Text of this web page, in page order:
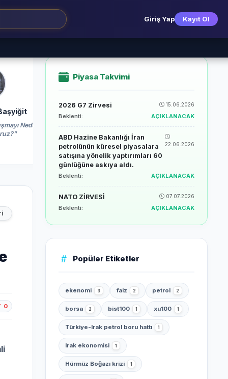
Giriş Yap Kayıt Ol
Neden
Dezenflasyon Süreci ve Piyasalar
İçin Ne Anlama Geliyor?"
0
Piyasa Takvimi
2026 G7 Zirvesi 15.06.2026
Beklenti: AÇIKLANACAK
ABD Hazine Bakanlığı İran
petrolünün küresel piyasalara
satışına yönelik yaptırımları 60
günlüğüne askıya aldı.
22.06.2026
Beklenti: AÇIKLANACAK
NATO ZİRVESİ 07.07.2026
Beklenti: AÇIKLANACAK
Popüler Etiketler
ekenomi 3 faiz 2 petrol 2
borsa 2 bist100 1 xu100 1
Türkiye-Irak petrol boru hattı 1
Irak ekonomisi 1
Hürmüz Boğazı krizi 1